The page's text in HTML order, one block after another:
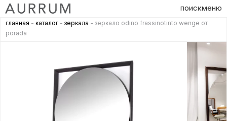
поискменю
главная - каталог - зеркала - зеркало odino frassinotinto wenge от
porada